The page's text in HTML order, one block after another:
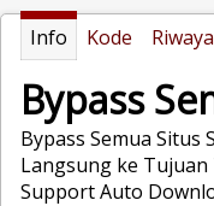
Info Kode
Bypass
Bypass Semua Situs
Langsung ke
Support Auto